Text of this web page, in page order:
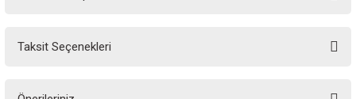
Taksit Seçenekleri